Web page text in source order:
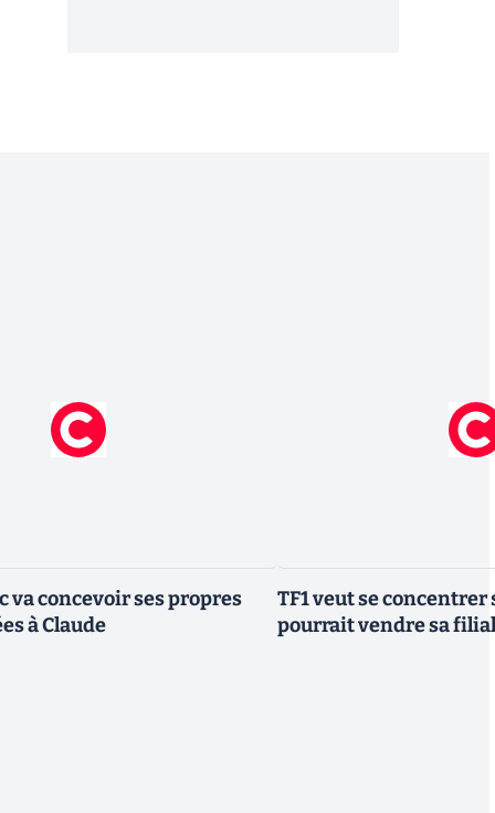
va concevoir ses propres
à Claude
TF1 veut se
pourrait vendre sa